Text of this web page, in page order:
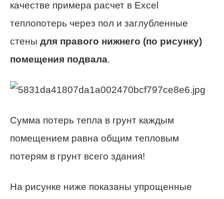
качестве примера расчет в Excel
теплопотерь через пол и заглубленные
стены для правого нижнего (по рисунку)
помещения подвала.
Сумма потерь тепла в грунт каждым
помещением равна общим тепловым
потерям в грунт всего здания!
На рисунке ниже показаны упрощенные